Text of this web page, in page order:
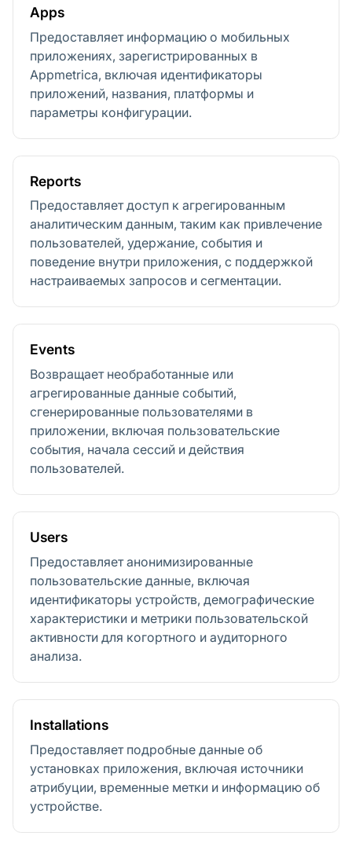
Apps
Предоставляет информацию о мобильных
приложениях, зарегистрированных в
Appmetrica, включая идентификаторы
приложений, названия, платформы и
параметры конфигурации.
Reports
Предоставляет доступ к агрегированным
аналитическим данным, таким как привлечение
пользователей, удержание, события и
поведение внутри приложения, с поддержкой
настраиваемых запросов и сегментации.
Events
Возвращает необработанные или
агрегированные данные событий,
сгенерированные пользователями в
приложении, включая пользовательские
события, начала сессий и действия
пользователей.
Users
Предоставляет анонимизированные
пользовательские данные, включая
идентификаторы устройств, демографические
характеристики и метрики пользовательской
активности для когортного и аудиторного
анализа.
Installations
Предоставляет подробные данные об
установках приложения, включая источники
атрибуции, временные метки и информацию об
устройстве.